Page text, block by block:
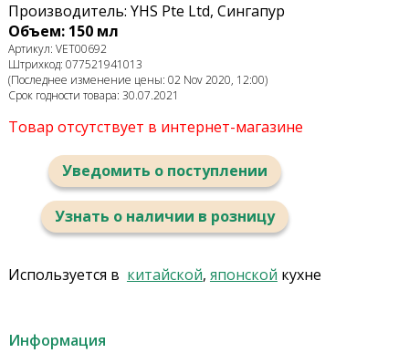
Производитель: YHS Pte Ltd, Сингапур
Объем: 150 мл
Артикул: VET00692
Штрихкод: 077521941013
(Последнее изменение цены: 02 Nov 2020, 12:00)
Срок годности товара: 30.07.2021
Товар отсутствует в интернет-магазине
Уведомить о поступлении
Узнать о наличии в розницу
Используется в китайской, японской кухне
Информация